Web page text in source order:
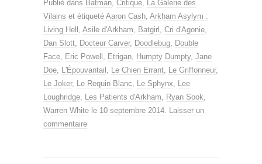
Publié dans Batman, Critique, La Galerie des
Vilains et étiqueté Aaron Cash, Arkham Asylym :
Living Hell , Asile d'Arkham, Batgirl , Cri d'Agonie,
Dan Slott, Docteur Carver, Doodlebug, Double
Face, Eric Powell , Etrigan, Humpty Dumpty, Jane
Doe, L'Épouvantail , Le Chien Errant, Le Griffonneur,
Le Joker, Le Requin Blanc, Le Sphynx, Lee
Loughridge, Les Patients d'Arkham, Ryan Sook,
Warren White le 10 septembre 2014. Laisser un
commentaire